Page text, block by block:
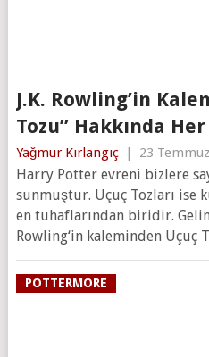
J.K. Rowling’in
Tozu” Hakkında
Yağmur Kırlangıç | 23
Harry Potter evreni bizlere
sunmuştur. Uçuç Tozları ise
en tuhaflarından biridir. Gelin
Rowling‘in kaleminden Uçuç
POTTERMORE